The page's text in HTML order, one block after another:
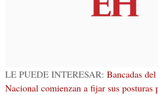
LE PUEDE INTERESAR: Bancadas
Nacional comienzan a fijar sus posturas